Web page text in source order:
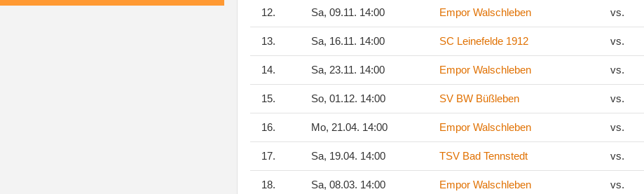
12. Sa, 09.11. 14:00 Empor Walschleben vs.
13. Sa, 16.11. 14:00 SC Leinefelde 1912 vs.
14. Sa, 23.11. 14:00 Empor Walschleben vs.
15. So, 01.12. 14:00 SV BW Büßleben vs.
16. Mo, 21.04. 14:00 Empor Walschleben vs.
17. Sa, 19.04. 14:00 TSV Bad Tennstedt vs.
18. Sa, 08.03. 14:00 Empor Walschleben vs.